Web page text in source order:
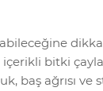
bitki
baş ağrısı